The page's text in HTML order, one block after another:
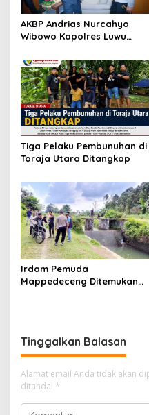
s
AKBP Andrias Nurcahyo
Wibowo Kapolres Luwu
Silaturahmi Bangun Sinergi
Tiga Pelaku Pembunuhan di
Toraja Utara Ditangkap
Irdam Pemuda
Mappedeceng Ditemukan
Tinggalkan Balasan
Alamat email Anda tidak akan
ditandai *